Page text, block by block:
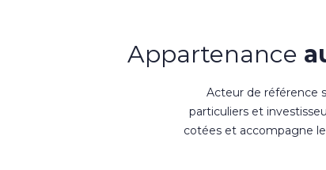
Appartenance
Acteur de référence
particuliers et
cotées et accompagne